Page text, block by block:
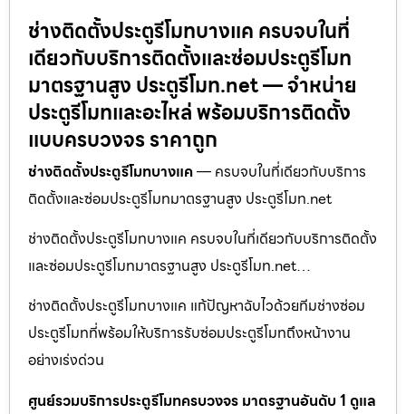
ช่างติดตั้งประตูรีโมทบางแค ครบจบในที่
เดียวกับบริการติดตั้งและซ่อมประตูรีโมท
มาตรฐานสูง ประตูรีโมท.net — จำหน่าย
ประตูรีโมทและอะไหล่ พร้อมบริการติดตั้ง
แบบครบวงจร ราคาถูก
ช่างติดตั้งประตูรีโมทบางแค— ครบจบในที่เดียวกับบริการ
ติดตั้งและซ่อมประตูรีโมทมาตรฐานสูง ประตูรีโมท.net
ช่างติดตั้งประตูรีโมทบางแค ครบจบในที่เดียวกับบริการติดตั้ง
และซ่อมประตูรีโมทมาตรฐานสูง ประตูรีโมท.net…
ช่างติดตั้งประตูรีโมทบางแค แก้ปัญหาฉับไวด้วยทีมช่างซ่อม
ประตูรีโมทที่พร้อมให้บริการรับซ่อมประตูรีโมทถึงหน้างาน
อย่างเร่งด่วน
ศูนย์รวมบริการประตูรีโมทครบวงจร มาตรฐานอันดับ 1 ดูแล